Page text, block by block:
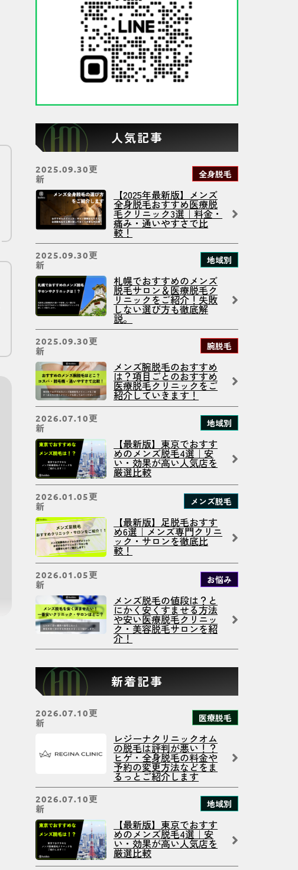
人気記事
2025.09.30更
新
全身脱毛
【2025年最新版】メンズ
全身脱毛おすすめ医療脱
毛クリニック3選｜料金・
痛み・通いやすさで比
較！
2025.09.30更
新
地域別
札幌でおすすめのメンズ
脱毛サロン＆医療脱毛ク
リニックをご紹介！失敗
しない選び方も徹底解
説。
2025.09.30更
新
腕脱毛
メンズ腕脱毛のおすすめ
は？項目ごとのおすすめ
医療脱毛クリニックをご
紹介していきます！
2026.07.10更
新
地域別
【最新版】東京でおすす
めのメンズ脱毛4選｜安
い・効果が高い人気店を
厳選比較
2026.01.05更
新
メンズ脱毛
【最新版】足脱毛おすす
め6選｜メンズ専門クリニ
ック・サロンを徹底比
較！
2026.01.05更
新
お悩み
メンズ脱毛の値段は？と
にかく安くすませる方法
や安い医療脱毛クリニッ
ク・美容脱毛サロンを紹
介！
新着記事
2026.07.10更
新
医療脱毛
レジーナクリニックオム
の脱毛は評判が悪い！？
ヒゲ・全身脱毛の料金や
予約の変更方法などをま
るっとご紹介します
2026.07.10更
新
地域別
【最新版】東京でおすす
めのメンズ脱毛4選｜安
い・効果が高い人気店を
厳選比較